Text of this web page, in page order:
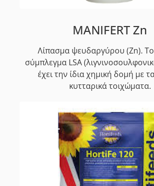
MANIFERT Zn
Λίπασμα ψευδαργύρου (Zn).
σύμπλεγμα LSA
έχει την ίδια χημική δομή με
κυτταρικά τοιχώματα.